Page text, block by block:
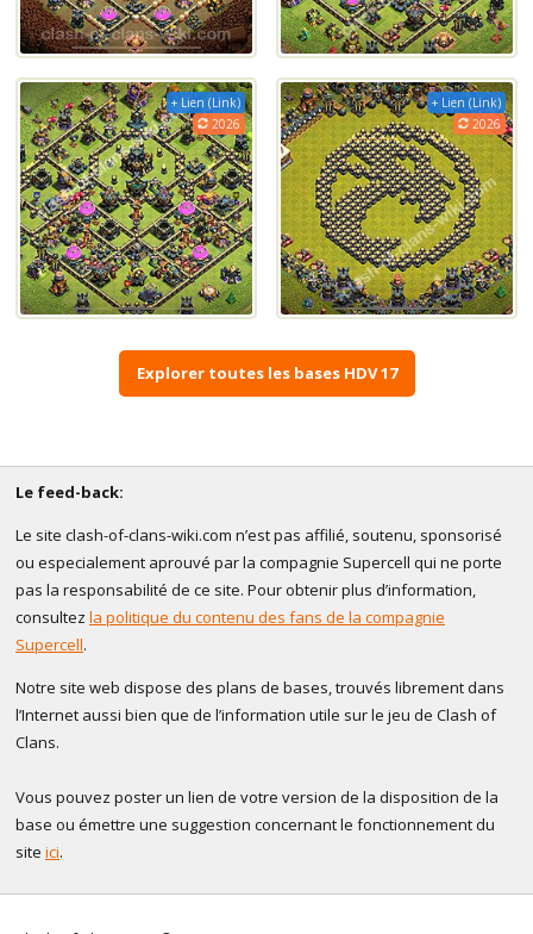
+ Lien (Link)
2026
+ Lien (Link)
2026
Explorer toutes les bases HDV 17
Le feed-back:
Le site clash-of-clans-wiki.com n’est pas affilié, soutenu, sponsorisé
ou especialement aprouvé par la compagnie Supercell qui ne porte
pas la responsabilité de ce site. Pour obtenir plus d’information,
consultez la politique du contenu des fans de la compagnie
Supercell.
Notre site web dispose des plans de bases, trouvés librement dans
l’Internet aussi bien que de l’information utile sur le jeu de Clash of
Clans.
Vous pouvez poster un lien de votre version de la disposition de la
base ou émettre une suggestion concernant le fonctionnement du
site ici.